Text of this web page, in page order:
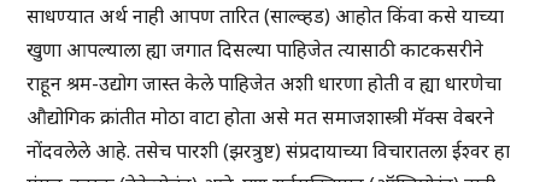
साधण्यात अर्थ नाही आपण तारित (साल्व्हड) आहोत किंवा कसे याच्या
खुणा आपल्याला ह्या जगात दिसल्या पाहिजेत त्यासाठी काटकसरीने
राहून श्रम-उद्योग जास्त केले पाहिजेत अशी धारणा होती व ह्या धारणेचा
औद्योगिक क्रांतीत मोठा वाटा होता असे मत समाजशास्त्री मॅक्स वेबरने
नोंदवलेले आहे. तसेच पारशी (झरत्रुष्ट) संप्रदायाच्या विचारातला ईश्वर हा